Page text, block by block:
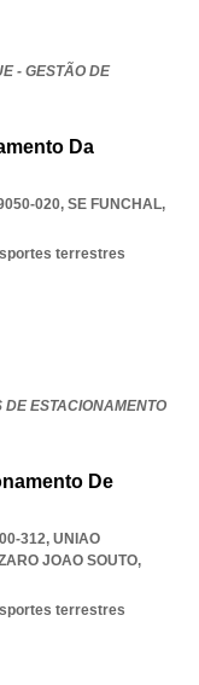
- GESTÃO DE
Da
020, SE FUNCHAL,
terrestres
DE ESTACIONAMENTO
De
312, UNIAO
JOAO SOUTO,
terrestres